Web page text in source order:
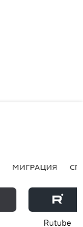
МИГРАЦИЯ
Rutube